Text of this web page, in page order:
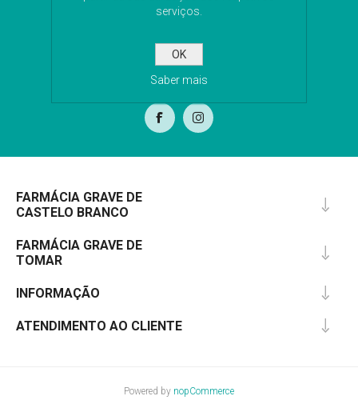
SUBSCREVA
FARMÁCIA GRAVE DE
CASTELO BRANCO
FARMÁCIA GRAVE DE
TOMAR
INFORMAÇÃO
ATENDIMENTO AO CLIENTE
Powered by nopCommerce
serviços.
OK
Saber mais